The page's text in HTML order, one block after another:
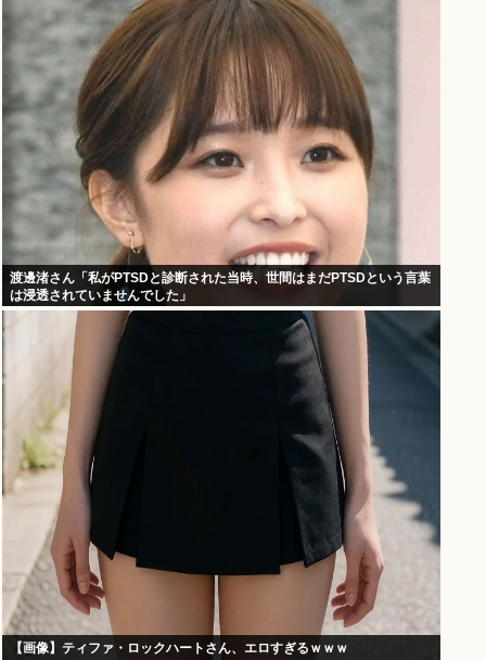
渡邊渚さん「私がPTSDと診断された当時、世間はまだPTSDという言葉
は浸透されていませんでした」
【画像】ティファ・ロックハートさん、エロすぎるｗｗｗ